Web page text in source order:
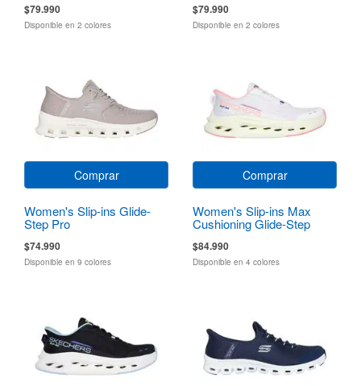
$79.990
Disponible en 2 colores
$79.990
Disponible en 2 colores
Comprar
Women's Slip-ins Glide-
Step Pro
$74.990
Disponible en 9 colores
Comprar
Women's Slip-ins Max
Cushioning Glide-Step
$84.990
Disponible en 4 colores